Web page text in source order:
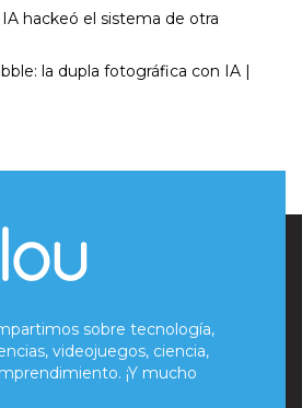
hackeó el sistema de otra
la dupla fotográfica con IA |
sobre tecnología,
videojuegos, ciencia,
¡Y mucho